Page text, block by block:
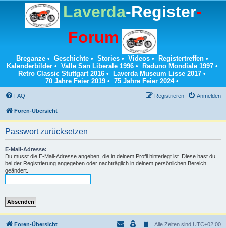
Laverda-Register-
Forum
Breganze• Geschichte• Stories• Videos• Registertreffen•
Kalenderbilder• Valle San Liberale 1996• Raduno Mondiale 1997•
Retro Classic Stuttgart 2016 • Laverda Museum Lisse 2017 •
70 Jahre Feier 2019 • 75 Jahre Feier 2024•
FAQ Anmelden
Registrieren
Foren-Übersicht
Passwort zurücksetzen
E-Mail-Adresse:
Du musst die E-Mail-Adresse angeben, die in deinem Profil hinterlegt ist. Diese hast du
bei der Registrierung angegeben oder nachträglich in deinem persönlichen Bereich
geändert.
Foren-Übersicht Alle Zeiten sind UTC+02:00